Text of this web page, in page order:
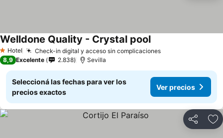
1 Estrellas
Hotel Check-in digital y acceso sin complicaciones
Welldone Quality - Crystal pool
8,9 Excelente 2.838 Sevilla
Seleccioná las fechas para ver los
precios exactos
Ver precios
Compartir